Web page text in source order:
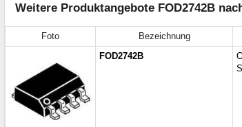
Weitere Produktangebote FOD2742B
Foto Bezeichnung
FOD2742B